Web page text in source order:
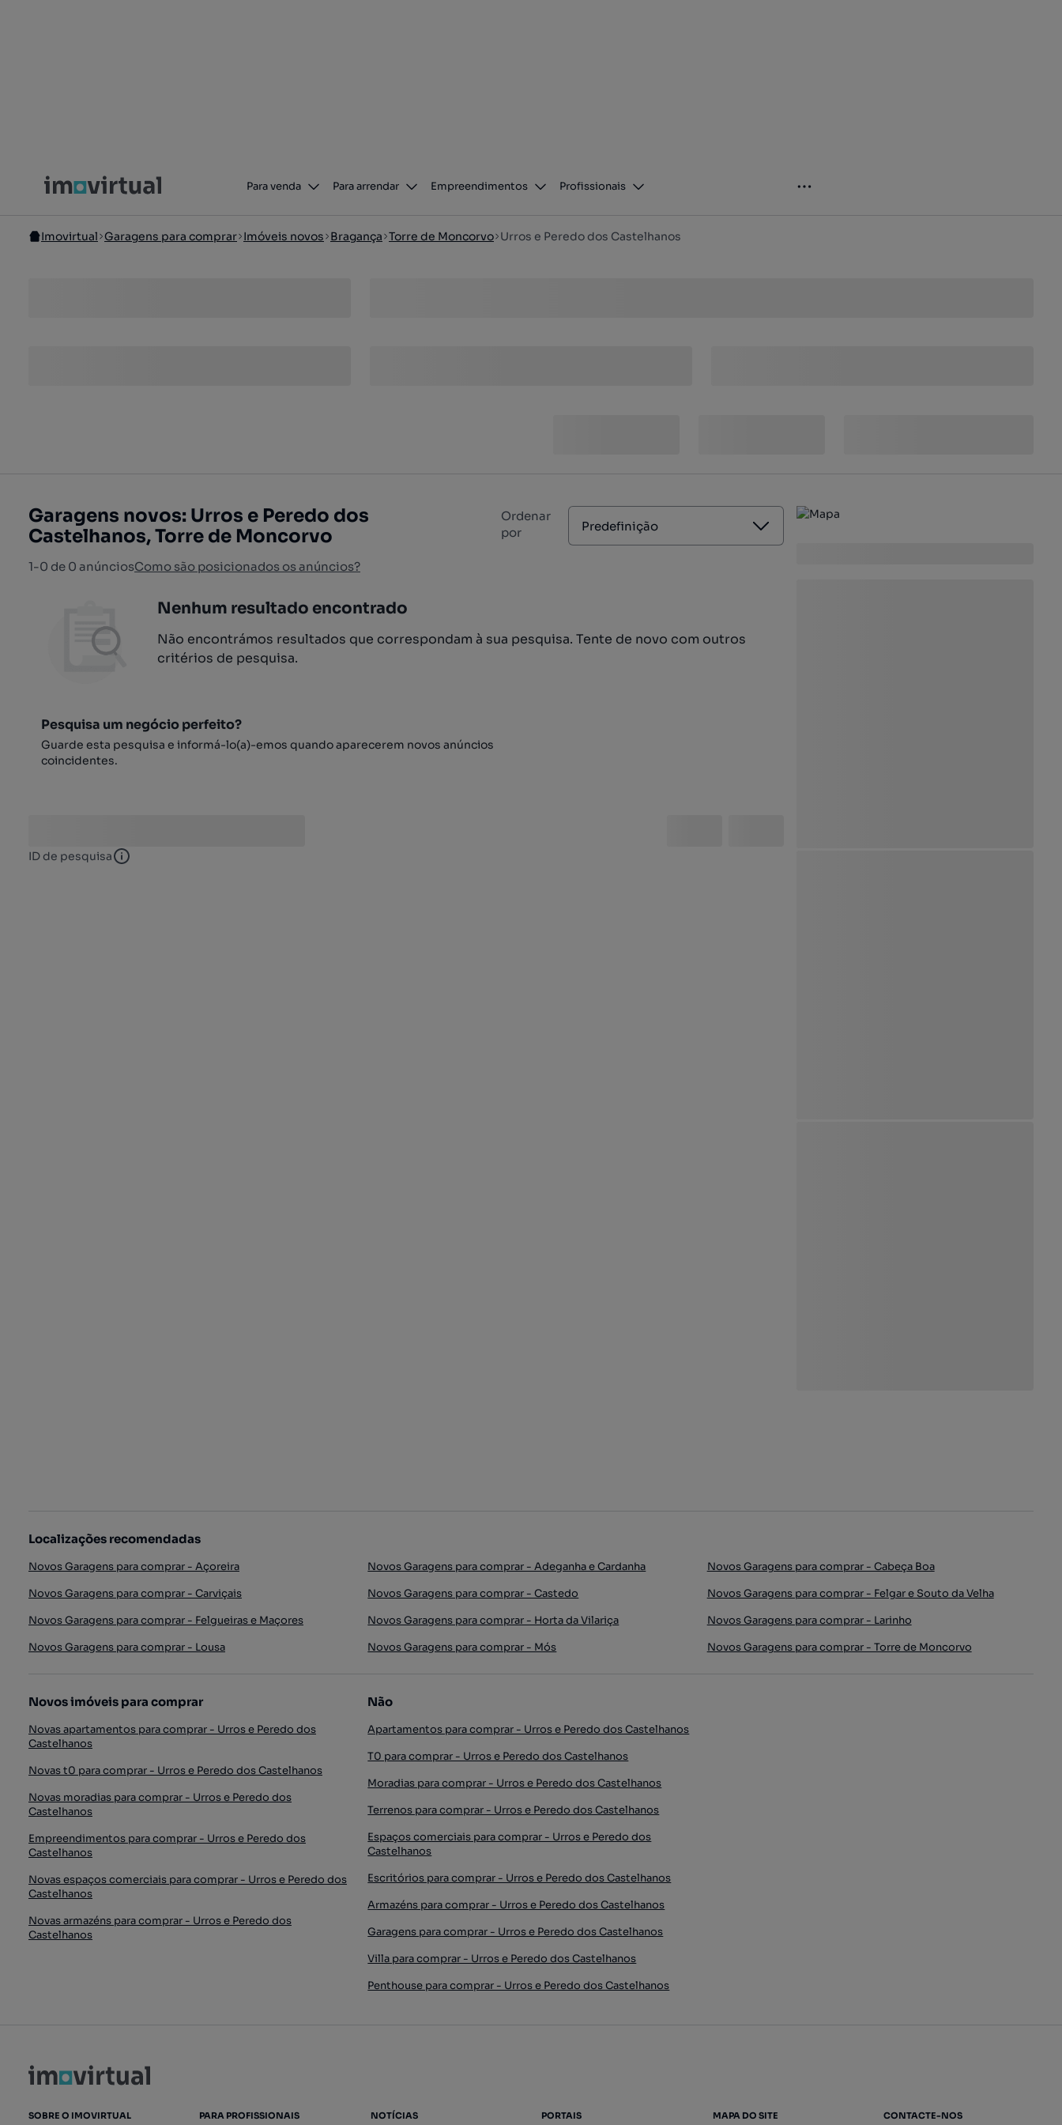
Para venda Para arrendar Empreendimentos Profissionais
Imovirtual Garagens para comprar Imóveis novos Bragança Torre de Moncorvo Urros e Peredo dos Castelhanos
Garagens novos: Urros e Peredo dos
Castelhanos, Torre de Moncorvo
1-0 de 0 anúnciosComo são posicionados os anúncios?
Ordenar
por
Predefinição
Nenhum resultado encontrado
Não encontrámos resultados que correspondam à sua pesquisa. Tente de novo com outros
critérios de pesquisa.
Pesquisa um negócio perfeito?
Guarde esta pesquisa e informá-lo(a)-emos quando aparecerem novos anúncios
coincidentes.
ID de pesquisa ID de pesquisa
Localizações recomendadas
Novos Garagens para comprar - Açoreira Novos Garagens para comprar - Adeganha e Cardanha
Novos Garagens para comprar - Cabeça Boa
Novos Garagens para comprar - Carviçais
Novos Garagens para comprar - Castedo
Novos Garagens para comprar - Felgar e Souto da Velha
Novos Garagens para comprar - Felgueiras e Maçores
Novos Garagens para comprar - Horta da Vilariça
Novos Garagens para comprar - Larinho
Novos Garagens para comprar - Lousa
Novos Garagens para comprar - Mós Novos Garagens para comprar - Torre de Moncorvo
Novos imóveis para comprar
Novas apartamentos para comprar - Urros e Peredo dos
Castelhanos
Novas t0 para comprar - Urros e Peredo dos Castelhanos
Novas moradias para comprar - Urros e Peredo dos
Castelhanos
Empreendimentos para comprar - Urros e Peredo dos
Castelhanos
Novas espaços comerciais para comprar - Urros e Peredo dos
Castelhanos
Novas armazéns para comprar - Urros e Peredo dos
Castelhanos
Não
Apartamentos para comprar - Urros e Peredo dos Castelhanos
T0 para comprar - Urros e Peredo dos Castelhanos
Moradias para comprar - Urros e Peredo dos Castelhanos
Terrenos para comprar - Urros e Peredo dos Castelhanos
Espaços comerciais para comprar - Urros e Peredo dos
Castelhanos
Escritórios para comprar - Urros e Peredo dos Castelhanos
Armazéns para comprar - Urros e Peredo dos Castelhanos
Garagens para comprar - Urros e Peredo dos Castelhanos
Villa para comprar - Urros e Peredo dos Castelhanos
Penthouse para comprar - Urros e Peredo dos Castelhanos
SOBRE O IMOVIRTUAL PARA PROFISSIONAIS NOTÍCIAS PORTAIS MAPA DO SITE CONTACTE-NOS